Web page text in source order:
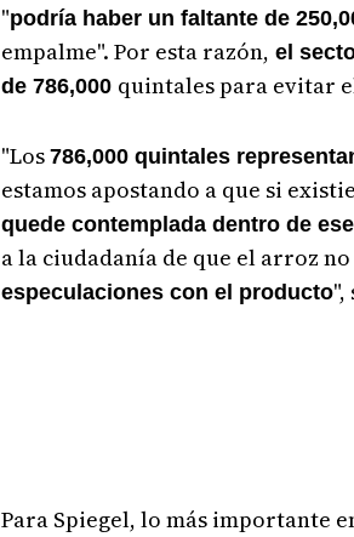
"podría haber un faltante de
empalme". Por esta razón, el
de 786,000 quintales para evitar
"Los 786,000 quintales
estamos apostando a que si
quede contemplada dentro de
a la ciudadanía de que el arroz no
especulaciones con el producto",
Para Spiegel, lo más importante